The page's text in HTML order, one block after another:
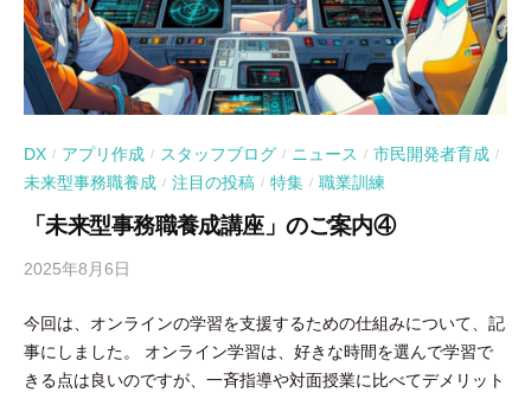
DX / アプリ作成 / スタッフブログ / ニュース / 市民開発者育成 /
未来型事務職養成 / 注目の投稿 / 特集 / 職業訓練
「未来型事務職養成講座」のご案内④
2025年8月6日
吉
田
豪
今回は、オンラインの学習を支援するための仕組みについて、記
事にしました。 オンライン学習は、好きな時間を選んで学習で
きる点は良いのですが、一斉指導や対面授業に比べてデメリット